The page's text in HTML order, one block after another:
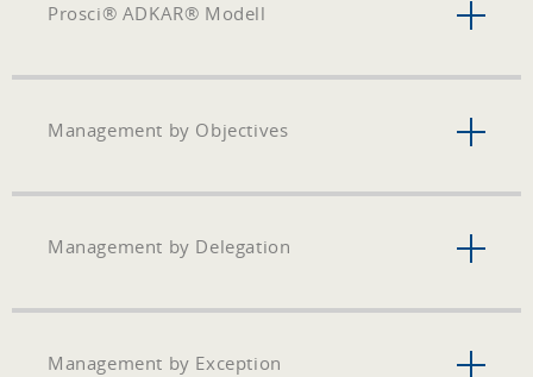
Prosci® ADKAR® Modell
Management by Objectives
Management by Delegation
Management by Exception